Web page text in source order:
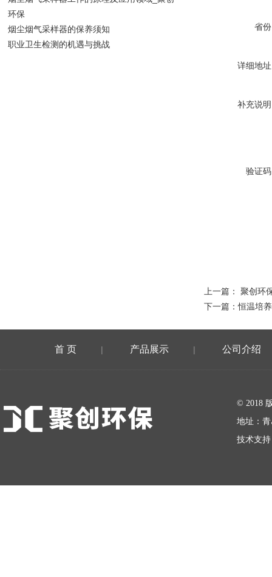
省
详细地
补充说
验证
上一篇： 聚创环
下一篇：恒温培
环保
烟尘烟气采样器的保养须知
职业卫生检测的机遇与挑战
首 页 | 产品展示 | 公司介绍
© 2018
地址：
技术支